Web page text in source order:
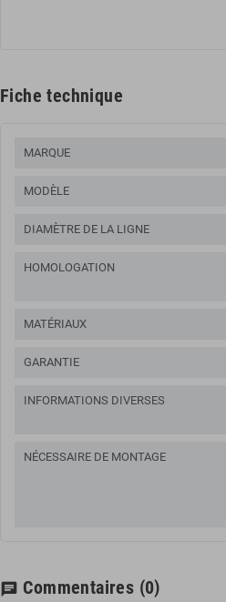
Fiche technique
MARQUE
MODÈLE
DIAMÈTRE DE LA LIGNE
HOMOLOGATION
MATÉRIAUX
GARANTIE
INFORMATIONS DIVERSES
NÉCESSAIRE DE MONTAGE
chat Commentaires (0)